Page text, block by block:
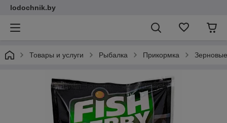
lodochnik.by
Товары и услуги Рыбалка Прикормка